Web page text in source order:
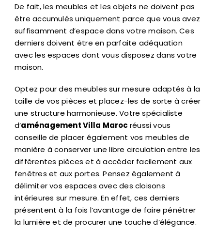
De fait, les meubles et les objets ne doivent pas
être accumulés uniquement parce que vous avez
suffisamment d’espace dans votre maison. Ces
derniers doivent être en parfaite adéquation
avec les espaces dont vous disposez dans votre
maison.
Optez pour des meubles sur mesure adaptés à la
taille de vos pièces et placez-les de sorte à créer
une structure harmonieuse. Votre spécialiste
d’aménagement Villa Maroc réussi vous
conseille de placer également vos meubles de
manière à conserver une libre circulation entre les
différentes pièces et à accéder facilement aux
fenêtres et aux portes. Pensez également à
délimiter vos espaces avec des cloisons
intérieures sur mesure. En effet, ces derniers
présentent à la fois l’avantage de faire pénétrer
la lumière et de procurer une touche d’élégance.